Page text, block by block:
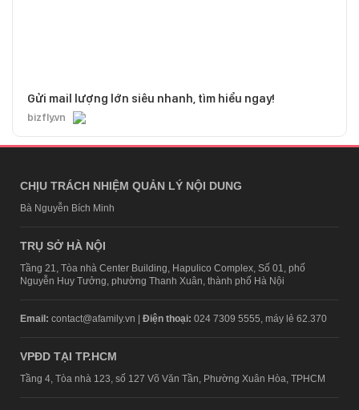
Gửi mail lượng lớn siêu nhanh, tìm hiểu ngay!
bizfly.vn
CHỊU TRÁCH NHIỆM QUẢN LÝ NỘI DUNG
Bà Nguyễn Bích Minh
TRỤ SỞ HÀ NỘI
Tầng 21, Tòa nhà Center Building, Hapulico Complex, Số 01, phố
Nguyễn Huy Tưởng, phường Thanh Xuân, thành phố Hà Nội
Email: contact@afamily.vn | Điện thoại: 024 7309 5555, máy lẻ 62.370
VPĐD TẠI TP.HCM
Tầng 4, Tòa nhà 123, số 127 Võ Văn Tần, Phường Xuân Hòa, TPHCM